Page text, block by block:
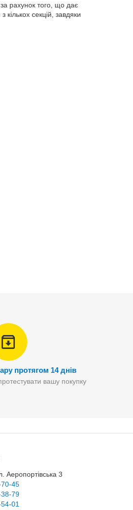
рахунок того, що дає
секцій, завдяки
протягом 14 днів
вашу покупку
Аеропортівська 3
45
79
01